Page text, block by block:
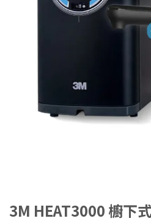
3M HEAT3000 櫥下